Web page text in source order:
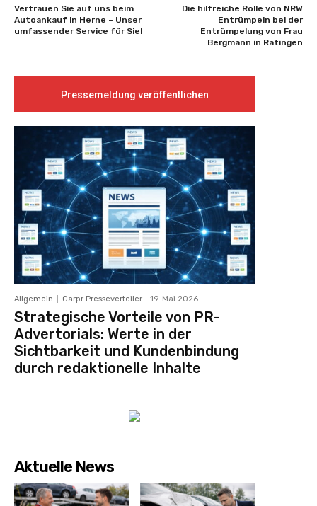
Vertrauen Sie auf uns beim
Autoankauf in Herne – Unser
umfassender Service für Sie!
Die hilfreiche Rolle von NRW
Entrümpeln bei der
Entrümpelung von Frau
Bergmann in Ratingen
Pressemeldung veröffentlichen
Allgemein Carpr Presseverteiler - 19. Mai 2026
Strategische Vorteile von PR-
Advertorials: Werte in der
Sichtbarkeit und Kundenbindung
durch redaktionelle Inhalte
Aktuelle News